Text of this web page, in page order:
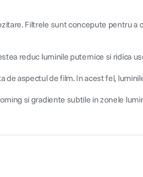
Filtrele sunt concepute pentru
reduc luminile puternice si ridica
aspectul de film. In acest fel,
si gradiente subtile in zonele